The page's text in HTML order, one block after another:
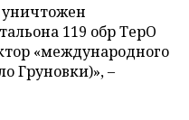
уничтожен
119 обр ТерО
«международного
Груновки)», –